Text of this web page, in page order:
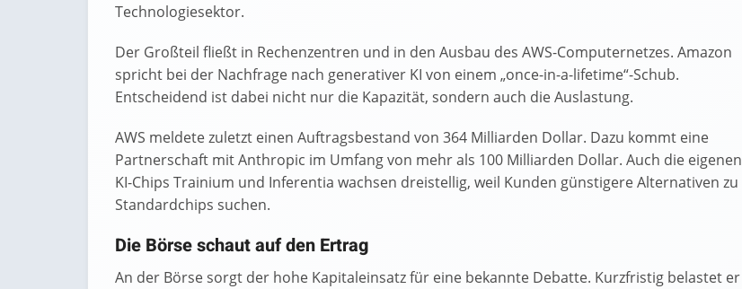
Technologiesektor.
Der Großteil fließt in Rechenzentren und in den Ausbau des AWS-Computernetzes. Amazon
spricht bei der Nachfrage nach generativer KI von einem „once-in-a-lifetime“-Schub.
Entscheidend ist dabei nicht nur die Kapazität, sondern auch die Auslastung.
AWS meldete zuletzt einen Auftragsbestand von 364 Milliarden Dollar. Dazu kommt eine
Partnerschaft mit Anthropic im Umfang von mehr als 100 Milliarden Dollar. Auch die eigenen
KI-Chips Trainium und Inferentia wachsen dreistellig, weil Kunden günstigere Alternativen zu
Standardchips suchen.
Die Börse schaut auf den Ertrag
An der Börse sorgt der hohe Kapitaleinsatz für eine bekannte Debatte. Kurzfristig belastet er